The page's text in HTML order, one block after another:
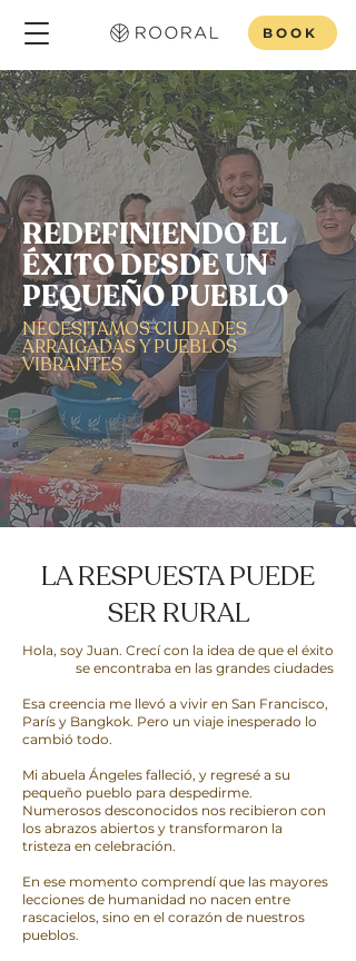
BOOK
REDEFINIENDO EL
ÉXITO DESDE UN
PEQUEÑO PUEBLO
NECESITAMOS CIUDADES
ARRAIGADAS Y PUEBLOS
VIBRANTES
LA RESPUESTA PUEDE
SER RURAL
Hola, soy Juan. Crecí con la idea de que el éxito
se encontraba en las grandes ciudades
Esa creencia me llevó a vivir en San Francisco,
París y Bangkok. Pero un viaje inesperado lo
cambió todo.
Mi abuela Ángeles falleció, y regresé a su
pequeño pueblo para despedirme.
Numerosos desconocidos nos recibieron con
los abrazos abiertos y transformaron la
tristeza en celebración.
En ese momento comprendí que las mayores
lecciones de humanidad no nacen entre
rascacielos, sino en el corazón de nuestros
pueblos.